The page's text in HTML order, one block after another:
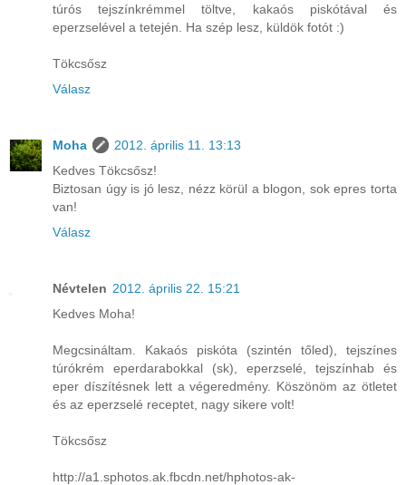
túrós tejszínkrémmel töltve, kakaós piskótával és
eperzselével a tetején. Ha szép lesz, küldök fotót :)
Tökcsősz
Válasz
Moha
2012. április 11. 13:13
Kedves Tökcsősz!
Biztosan úgy is jó lesz, nézz körül a blogon, sok epres torta
van!
Válasz
Névtelen 2012. április 22. 15:21
Kedves Moha!
Megcsináltam. Kakaós piskóta (szintén tőled), tejszínes
túrókrém eperdarabokkal (sk), eperzselé, tejszínhab és
eper díszítésnek lett a végeredmény. Köszönöm az ötletet
és az eperzselé receptet, nagy sikere volt!
Tökcsősz
http://a1.sphotos.ak.fbcdn.net/hphotos-ak-